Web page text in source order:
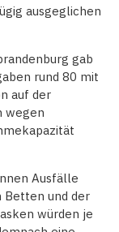
ausgeglichen
gab
rund 80 mit
auf der
wegen
Ausfälle
Betten und der
würden je